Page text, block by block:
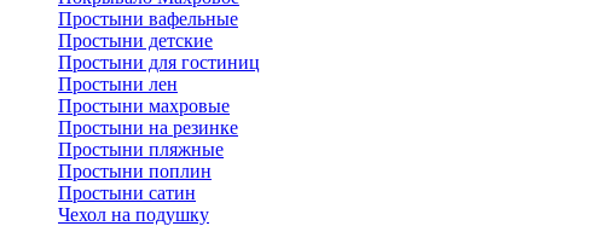
Простыни вафельные
Простыни детские
Простыни для гостиниц
Простыни лен
Простыни махровые
Простыни на резинке
Простыни пляжные
Простыни поплин
Простыни сатин
Чехол на подушку